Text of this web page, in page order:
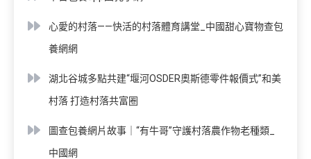
心愛的村落——快活的村落體育講堂_中國甜心寶物查包
養網網
湖北谷城多點共建“堰河OSDER奧斯德零件報價式”和美
村落 打造村落共富圈
圖查包養網片故事｜“有牛哥”守護村落農作物老種類_
中國網